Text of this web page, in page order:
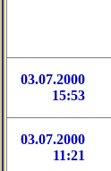
03.07.2000
15:53
03.07.2000
11:21